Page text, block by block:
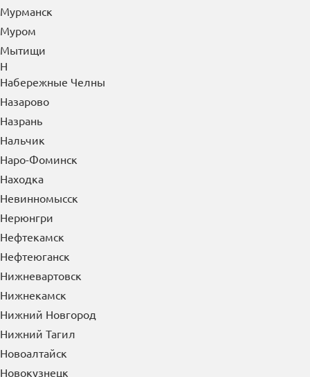
Муром
Мытищи
Н
Набережные Челны
Назарово
Назрань
Нальчик
Наро-Фоминск
Находка
Невинномысск
Нерюнгри
Нефтекамск
Нефтеюганск
Нижневартовск
Нижнекамск
Нижний Новгород
Нижний Тагил
Новоалтайск
Новокузнецк
Новокуйбышевск